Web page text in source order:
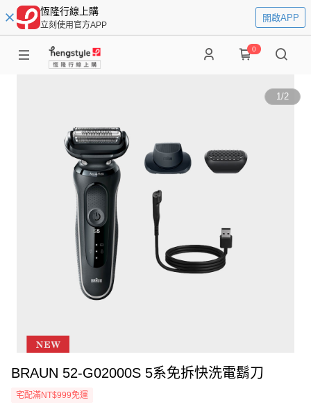
恆隆行線上購
立刻使用官方APP
開啟APP
0
1/2
BRAUN 52-G02000S 5系免拆快洗電鬍刀
宅配滿NT$999免運